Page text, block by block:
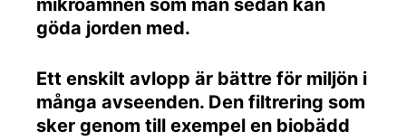
göda jorden med.
Ett enskilt avlopp är bättre för miljön i
många avseenden. Den filtrering som
sker genom till exempel en biobädd